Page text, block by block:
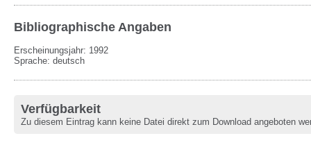
Bibliographische Angaben
Erscheinungsjahr: 1992
Sprache: deutsch
Verfügbarkeit
Zu diesem Eintrag kann keine Datei direkt zum Download angeboten